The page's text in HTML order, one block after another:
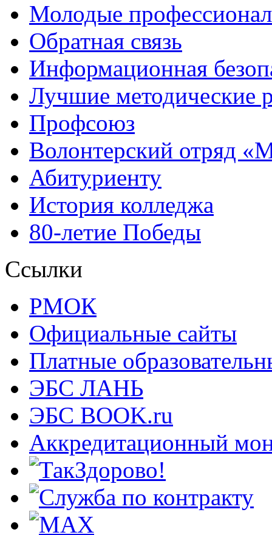
Молодые
Обратная связь
Информационная
Лучшие методические
Профсоюз
Волонтерский отряд
Абитуриенту
История колледжа
80-летие Победы
Ссылки
РМОК
Официальные сайты
Платные
ЭБС ЛАНЬ
ЭБС BOOK.ru
Аккредитационный